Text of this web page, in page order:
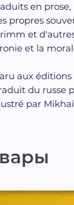
en
propres
et
et la
aux éditions
du russe
par